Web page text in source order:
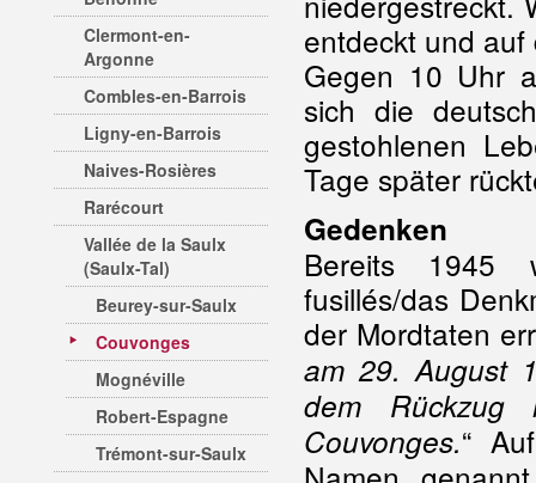
Clermont-en-
Argonne
Combles-en-Barrois
Ligny-en-Barrois
Naives-Rosières
Rarécourt
Vallée de la Saulx
(Saulx-Tal)
Beurey-sur-Saulx
Couvonges
Mognéville
Robert-Espagne
Trémont-sur-Saulx
entdeckt und
Gegen 10 Uhr
sich die
gestohlenen
Tage später
Gedenken
Bereits 1945
fusillés/das
der Mordtaten
am 29. August
dem Rückzug
Couvonges.“